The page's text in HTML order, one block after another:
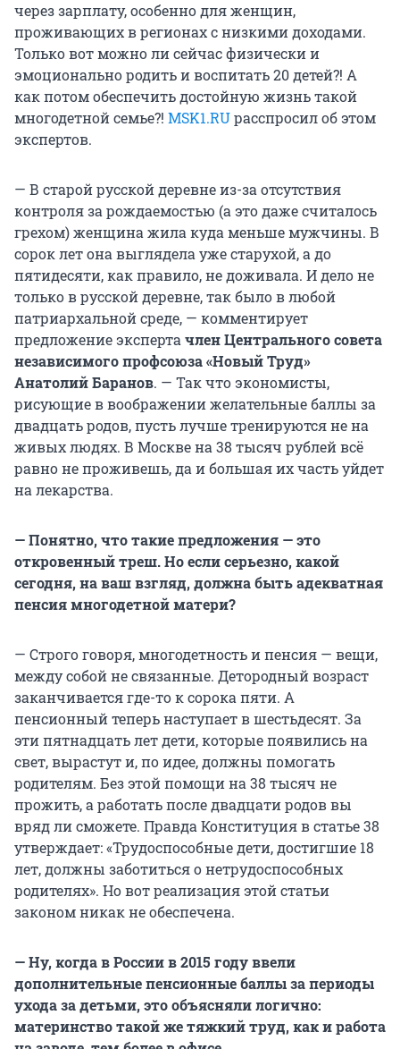
через зарплату, особенно для женщин,
проживающих в регионах с низкими доходами.
Только вот можно ли сейчас физически и
эмоционально родить и воспитать 20 детей?! А
как потом обеспечить достойную жизнь такой
многодетной семье?! MSK1.RUрасспросил об этом
экспертов.
— В старой русской деревне из-за отсутствия
контроля за рождаемостью (а это даже считалось
грехом) женщина жила куда меньше мужчины. В
сорок лет она выглядела уже старухой, а до
пятидесяти, как правило, не доживала. И дело не
только в русской деревне, так было в любой
патриархальной среде, — комментирует
предложение экспертачлен Центрального совета
независимого профсоюза «Новый Труд»
Анатолий Баранов. — Так что экономисты,
рисующие в воображении желательные баллы за
двадцать родов, пусть лучше тренируются не на
живых людях. В Москве на 38 тысяч рублей всё
равно не проживешь, да и большая их часть уйдет
на лекарства.
— Понятно, что такие предложения — это
откровенный треш. Но если серьезно, какой
сегодня, на ваш взгляд, должна быть адекватная
пенсия многодетной матери?
— Строго говоря, многодетность и пенсия — вещи,
между собой не связанные. Детородный возраст
заканчивается где-то к сорока пяти. А
пенсионный теперь наступает в шестьдесят. За
эти пятнадцать лет дети, которые появились на
свет, вырастут и, по идее, должны помогать
родителям. Без этой помощи на 38 тысяч не
прожить, а работать после двадцати родов вы
вряд ли сможете. Правда Конституция в статье 38
утверждает: «Трудоспособные дети, достигшие 18
лет, должны заботиться о нетрудоспособных
родителях». Но вот реализация этой статьи
законом никак не обеспечена.
— Ну, когда в России в 2015 году ввели
дополнительные пенсионные баллы за периоды
ухода за детьми, это объясняли логично:
материнство такой же тяжкий труд, как и работа